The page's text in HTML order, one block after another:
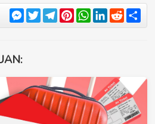
Messenger
TwitterTelegram
Pinterest
WhatsApp
LinkedIn
Reddit